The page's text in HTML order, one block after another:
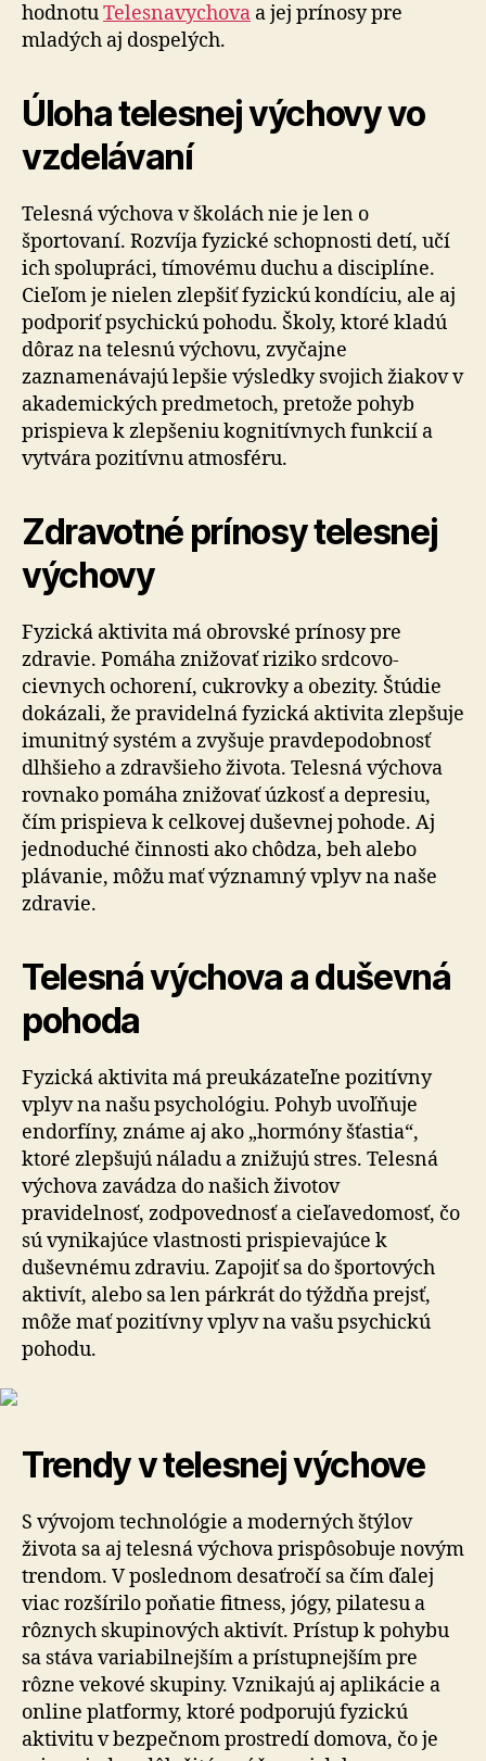
hodnotuTelesnavychova a jej prínosy pre
mladých aj dospelých.
Úloha telesnej výchovy vo
vzdelávaní
Telesná výchova v školách nie je len o
športovaní. Rozvíja fyzické schopnosti detí, učí
ich spolupráci, tímovému duchu a disciplíne.
Cieľom je nielen zlepšiť fyzickú kondíciu, ale aj
podporiť psychickú pohodu. Školy, ktoré kladú
dôraz na telesnú výchovu, zvyčajne
zaznamenávajú lepšie výsledky svojich žiakov v
akademických predmetoch, pretože pohyb
prispieva k zlepšeniu kognitívnych funkcií a
vytvára pozitívnu atmosféru.
Zdravotné prínosy telesnej
výchovy
Fyzická aktivita má obrovské prínosy pre
zdravie. Pomáha znižovať riziko srdcovo-
cievnych ochorení, cukrovky a obezity. Štúdie
dokázali, že pravidelná fyzická aktivita zlepšuje
imunitný systém a zvyšuje pravdepodobnosť
dlhšieho a zdravšieho života. Telesná výchova
rovnako pomáha znižovať úzkosť a depresiu,
čím prispieva k celkovej duševnej pohode. Aj
jednoduché činnosti ako chôdza, beh alebo
plávanie, môžu mať významný vplyv na naše
zdravie.
Telesná výchova a duševná
pohoda
Fyzická aktivita má preukázateľne pozitívny
vplyv na našu psychológiu. Pohyb uvoľňuje
endorfíny, známe aj ako „hormóny šťastia“,
ktoré zlepšujú náladu a znižujú stres. Telesná
výchova zavádza do našich životov
pravidelnosť, zodpovednosť a cieľavedomosť, čo
sú vynikajúce vlastnosti prispievajúce k
duševnému zdraviu. Zapojiť sa do športových
aktivít, alebo sa len párkrát do týždňa prejsť,
môže mať pozitívny vplyv na vašu psychickú
pohodu.
Trendy v telesnej výchove
S vývojom technológie a moderných štýlov
života sa aj telesná výchova prispôsobuje novým
trendom. V poslednom desaťročí sa čím ďalej
viac rozšírilo poňatie fitness, jógy, pilatesu a
rôznych skupinových aktivít. Prístup k pohybu
sa stáva variabilnejším a prístupnejším pre
rôzne vekové skupiny. Vznikajú aj aplikácie a
online platformy, ktoré podporujú fyzickú
aktivitu v bezpečnom prostredí domova, čo je